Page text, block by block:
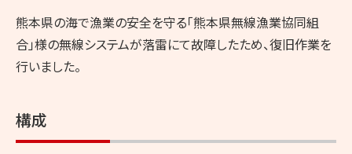
熊本県の海で漁業の安全を守る「熊本県無線漁業協同組
合」様の無線システムが落雷にて故障したため、復旧作業を
行いました。
構成